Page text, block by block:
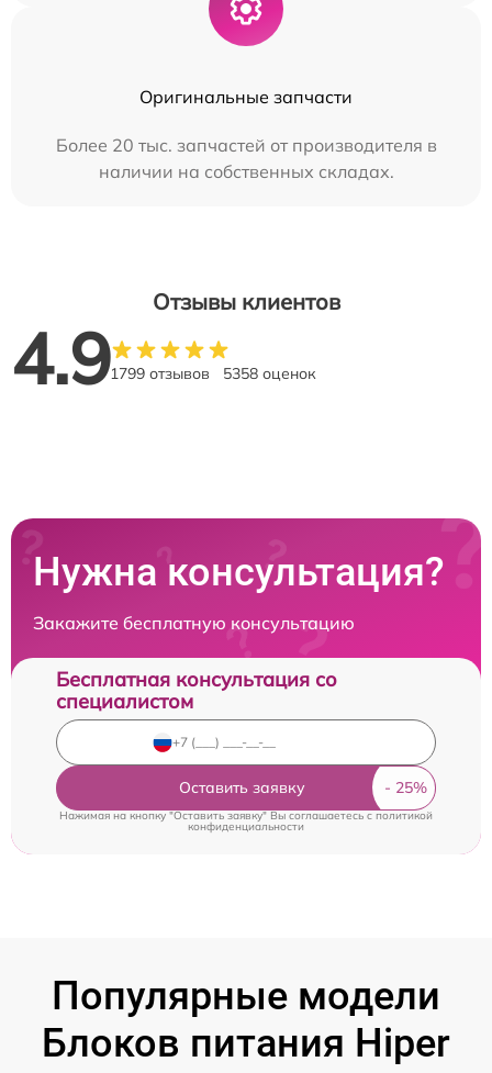
Оригинальные запчасти
Более 20 тыс. запчастей от производителя в
наличии на собственных складах.
Отзывы клиентов
4.91799 отзывов 5358 оценок
Нужна консультация?
Закажите бесплатную консультацию
Бесплатная консультация со
специалистом
Оставить заявку
Нажимая на кнопку "Оставить заявку" Вы соглашаетесь cполитикой
конфиденциальности
Популярные модели
Блоков питания Hiper